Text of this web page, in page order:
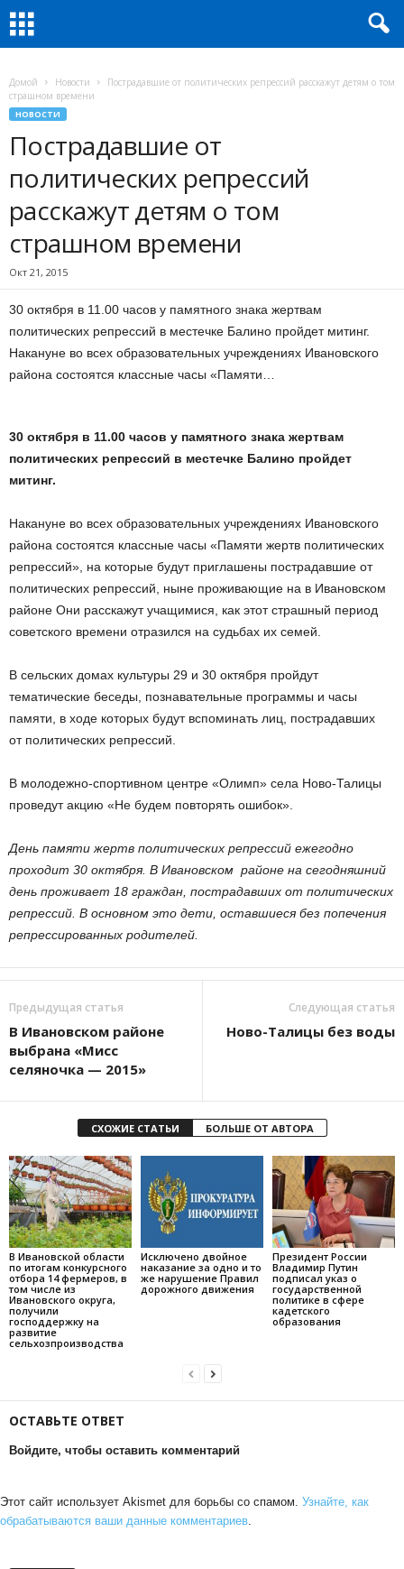
Домой Новости
Пострадавшие от политических репрессий расскажут детям о том
страшном времени
НОВОСТИ
Пострадавшие от
политических репрессий
расскажут детям о том
страшном времени
Окт 21, 2015
30 октября в 11.00 часов у памятного знака жертвам
политических репрессий в местечке Балино пройдет митинг.
Накануне во всех образовательных учреждениях Ивановского
района состоятся классные часы «Памяти…
30 октября в 11.00 часов у памятного знака жертвам
политических репрессий в местечке Балино пройдет
митинг.
Накануне во всех образовательных учреждениях Ивановского
района состоятся классные часы «Памяти жертв политических
репрессий», на которые будут приглашены пострадавшие от
политических репрессий, ныне проживающие на в Ивановском
районе Они расскажут учащимися, как этот страшный период
советского времени отразился на судьбах их семей.
В сельских домах культуры 29 и 30 октября пройдут
тематические беседы, познавательные программы и часы
памяти, в ходе которых будут вспоминать лиц, пострадавших
от политических репрессий.
В молодежно-спортивном центре «Олимп» села Ново-Талицы
проведут акцию «Не будем повторять ошибок».
День памяти жертв политических репрессий ежегодно
проходит 30 октября. В Ивановском районе на сегодняшний
день проживает 18 граждан, пострадавших от политических
репрессий. В основном это дети, оставшиеся без попечения
репрессированных родителей.
Предыдущая статья
В Ивановском районе
выбрана «Мисс
селяночка — 2015»
Следующая статья
Ново-Талицы без воды
СХОЖИЕ СТАТЬИ БОЛЬШЕ ОТ АВТОРА
В Ивановской области
по итогам конкурсного
отбора 14 фермеров, в
том числе из
Ивановского округа,
получили
господдержку на
развитие
сельхозпроизводства
Исключено двойное
наказание за одно и то
же нарушение Правил
дорожного движения
Президент России
Владимир Путин
подписал указ о
государственной
политике в сфере
кадетского
образования
ОСТАВЬТЕ ОТВЕТ
Войдите, чтобы оставить комментарий
Этот сайт использует Akismet для борьбы со спамом. Узнайте, как
обрабатываются ваши данные комментариев